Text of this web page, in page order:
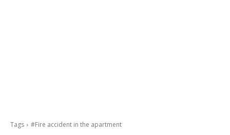
Tags #Fire accident in the apartment